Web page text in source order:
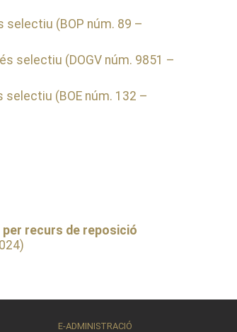
selectiu (BOP núm. 89 –
selectiu (DOGV núm. 9851 –
(BOE núm. 132 –
per recurs de reposició
E-ADMINISTRACIÓ